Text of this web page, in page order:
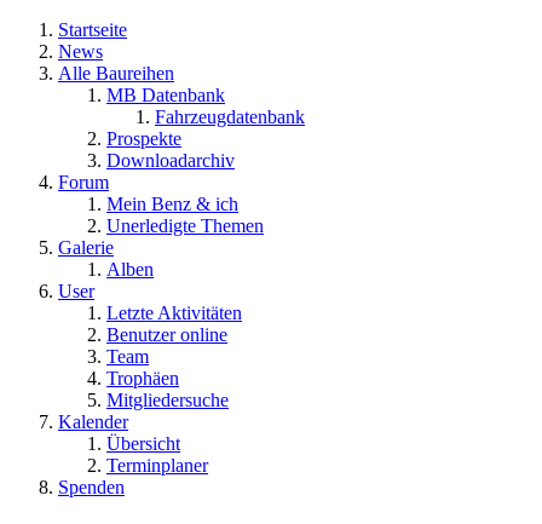
Startseite
News
Alle Baureihen
MB Datenbank
Fahrzeugdatenbank
Prospekte
Downloadarchiv
Forum
Mein Benz & ich
Unerledigte Themen
Galerie
Alben
User
Letzte Aktivitäten
Benutzer online
Team
Trophäen
Mitgliedersuche
Kalender
Übersicht
Terminplaner
Spenden